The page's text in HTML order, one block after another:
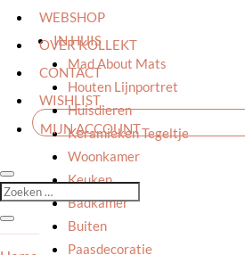
WEBSHOP
IN HUIS
Mad About Mats
Houten Lijnportret
Huisdieren
Keramieken Tegeltje
Woonkamer
Keuken
Badkamer
Buiten
Paasdecoratie
OVER KOLLEKT
CONTACT
WISHLIST
MIJN ACCOUNT